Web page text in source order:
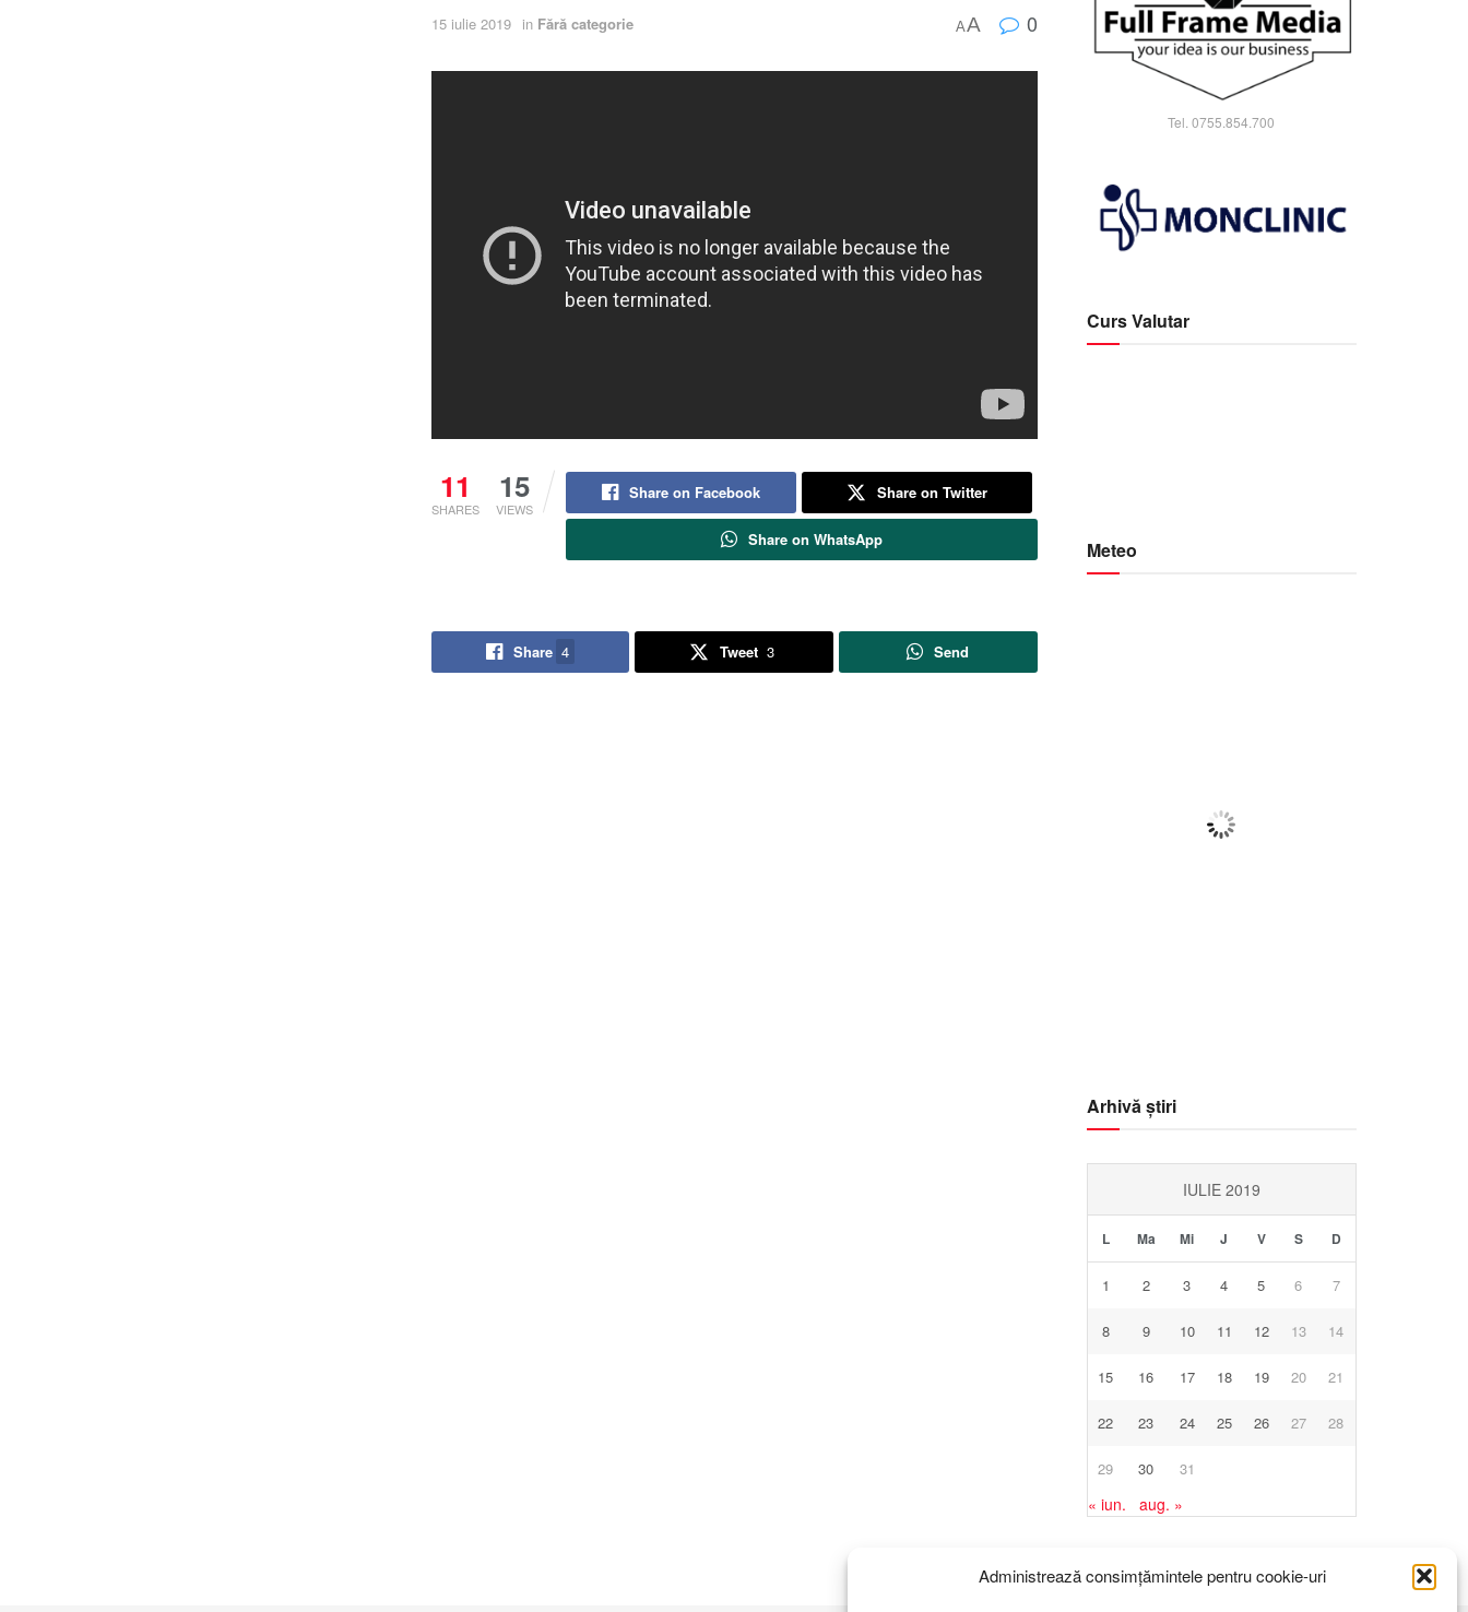
Administrează consimțămintele pentru cookie-uri
15 iulie 2019 in Fără categorie AA 0
11
SHARES
15
VIEWS
Share on Facebook Share on Twitter
Share on WhatsApp
Share 4 Tweet 3 Send
Tel. 0755.854.700
Curs Valutar
Meteo
Câțiva Nori
Wind Gust:
Arhivă știri
IULIE 2019
L Ma Mi J V S D
1 2 3 4 5 6 7
8 9 10 11 12 13 14
15 16 17 18 19 20 21
22 23 24 25 26 27 28
29 30 31
« iun. aug. »